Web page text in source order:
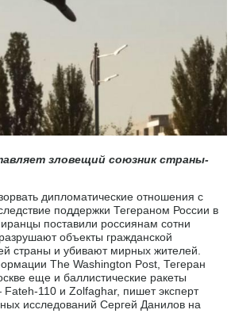
зловещий союзник страны-
дипломатические отношения с
поддержки Тегераном России в
поставили россиянам сотни
объекты гражданской
страны и убивают мирных жителей.
The Washington Post, Тегеран
еще и баллистические ракеты
110 и Zolfaghar, пишет эксперт
исследований Сергей Данилов на